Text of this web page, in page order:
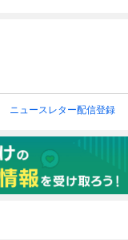
ニュースレター配信登録